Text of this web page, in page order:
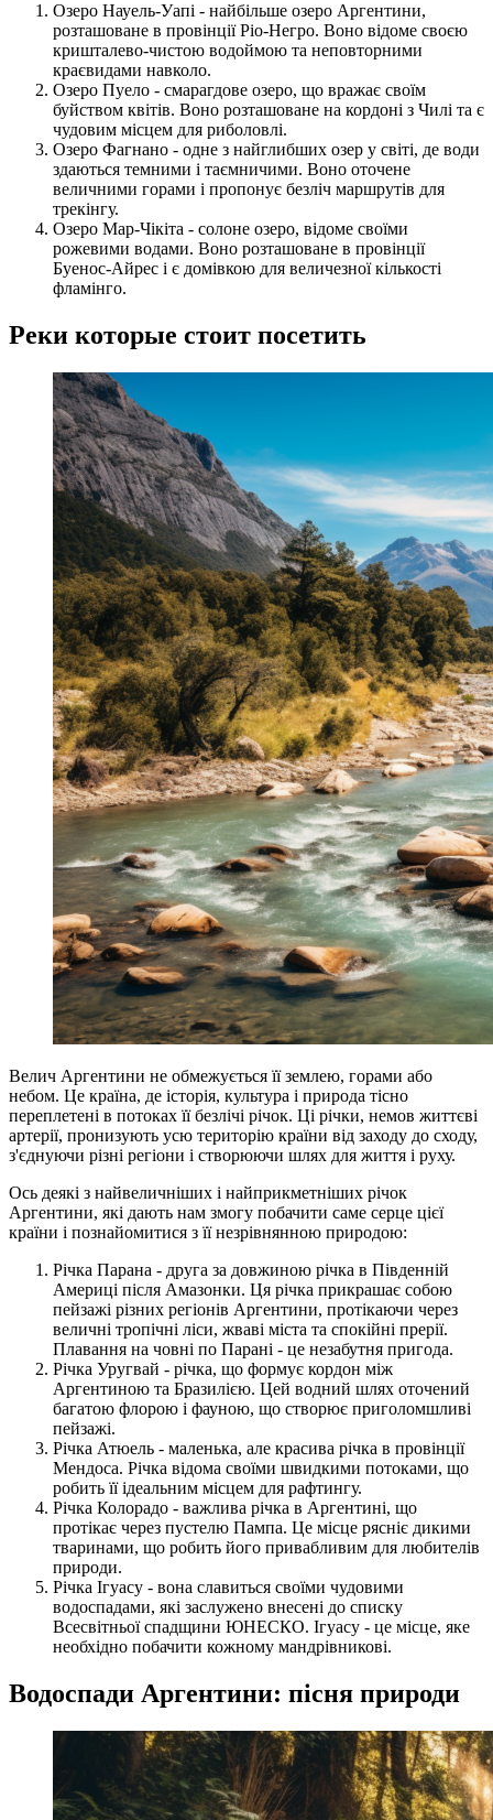
Озеро Науель-Уапі - найбільше озеро Аргентини,
розташоване в провінції Ріо-Негро. Воно відоме своєю
кришталево-чистою водоймою та неповторними
краєвидами навколо.
Озеро Пуело - смарагдове озеро, що вражає своїм
буйством квітів. Воно розташоване на кордоні з Чилі та є
чудовим місцем для риболовлі.
Озеро Фагнано - одне з найглибших озер у світі, де води
здаються темними і таємничими. Воно оточене
величними горами і пропонує безліч маршрутів для
трекінгу.
Озеро Мар-Чікіта - солоне озеро, відоме своїми
рожевими водами. Воно розташоване в провінції
Буенос-Айрес і є домівкою для величезної кількості
фламінго.
Реки которые стоит посетить
Велич Аргентини не обмежується її землею, горами або
небом. Це країна, де історія, культура і природа тісно
переплетені в потоках її безлічі річок. Ці річки, немов життєві
артерії, пронизують усю територію країни від заходу до сходу,
з'єднуючи різні регіони і створюючи шлях для життя і руху.
Ось деякі з найвеличніших і найприкметніших річок
Аргентини, які дають нам змогу побачити саме серце цієї
країни і познайомитися з її незрівнянною природою:
Річка Парана - друга за довжиною річка в Південній
Америці після Амазонки. Ця річка прикрашає собою
пейзажі різних регіонів Аргентини, протікаючи через
величні тропічні ліси, жваві міста та спокійні прерії.
Плавання на човні по Парані - це незабутня пригода.
Річка Уругвай - річка, що формує кордон між
Аргентиною та Бразилією. Цей водний шлях оточений
багатою флорою і фауною, що створює приголомшливі
пейзажі.
Річка Атюель - маленька, але красива річка в провінції
Мендоса. Річка відома своїми швидкими потоками, що
робить її ідеальним місцем для рафтингу.
Річка Колорадо - важлива річка в Аргентині, що
протікає через пустелю Пампа. Це місце рясніє дикими
тваринами, що робить його привабливим для любителів
природи.
Річка Ігуасу - вона славиться своїми чудовими
водоспадами, які заслужено внесені до списку
Всесвітньої спадщини ЮНЕСКО. Ігуасу - це місце, яке
необхідно побачити кожному мандрівникові.
Водоспади Аргентини: пісня природи